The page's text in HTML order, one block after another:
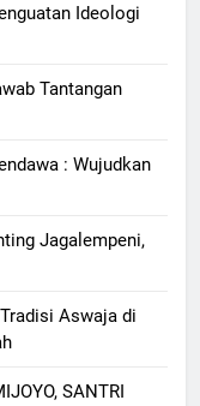
Ideologi
Tantangan
: Wujudkan
Jagalempeni,
Aswaja di
SANTRI